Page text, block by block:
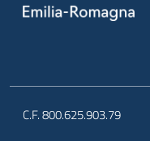
C.F. 800.625.903.79